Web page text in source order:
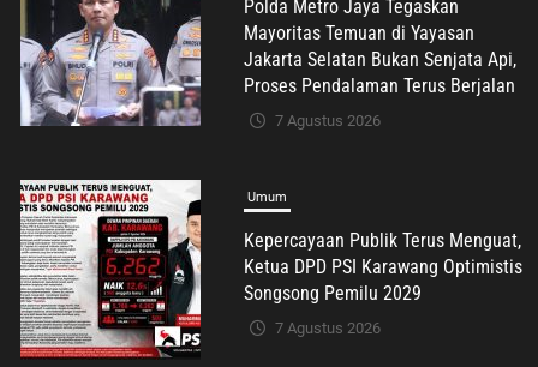
Polda Metro Jaya Tegaskan
Mayoritas Temuan di Yayasan
Jakarta Selatan Bukan Senjata Api,
Proses Pendalaman Terus Berjalan
7 Agustus 2026
Umum
Kepercayaan Publik Terus Menguat,
Ketua DPD PSI Karawang Optimistis
Songsong Pemilu 2029
7 Agustus 2026